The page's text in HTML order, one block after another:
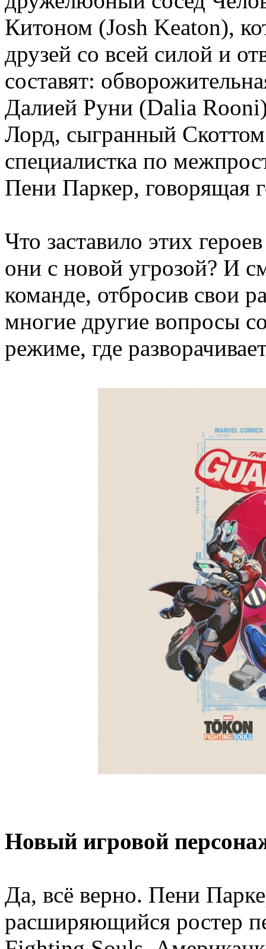
Китоном (Josh Keaton),
друзей со всей силой и
составят:
Далией Руни (Dalia
Лорд, сыгранный
специалистка по
Пени Паркер, говорящая
Что заставило этих
они с новой угрозой? И
команде, отбросив свои
многие другие вопросы
режиме, где
Новый игровой
Да, всё верно. Пени
расширяющийся ростер